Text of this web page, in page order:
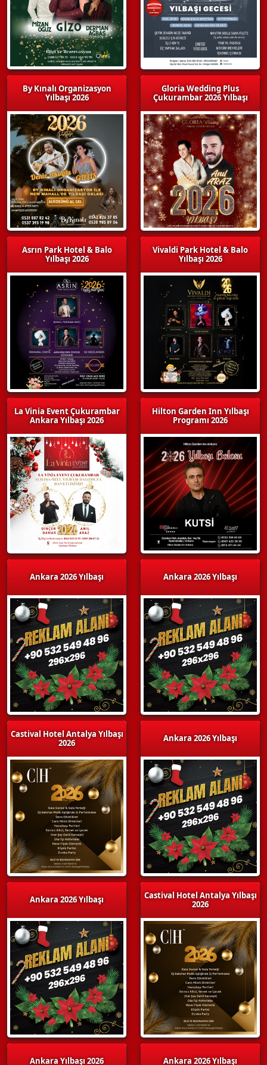
By Kınalı Organizasyon
Yılbaşı 2026
Asrın Park Hotel & Balo
Yılbaşı 2026
La Vinia Event Çukurambar
Ankara Yılbaşı 2026
Ankara 2026 Yılbaşı
Castival Hotel Antalya Yılbaşı
2026
Ankara 2026 Yılbaşı
Ankara Yılbaşı 2026
Gloria Wedding Plus
Çukurambar 2026 Yılbaşı
Vivaldi Park Hotel & Balo
Yılbaşı 2026
Hilton Garden Inn Yılbaşı
Programı 2026
Ankara 2026 Yılbaşı
Ankara 2026 Yılbaşı
Castival Hotel Antalya Yılbaşı
2026
Ankara 2026 Yılbaşı